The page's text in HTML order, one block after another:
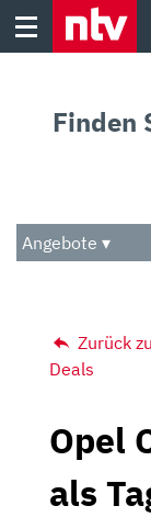
Skip
Audio
Das Beste
Finden
Angebote ▾
Zurück
Deals
Opel
als